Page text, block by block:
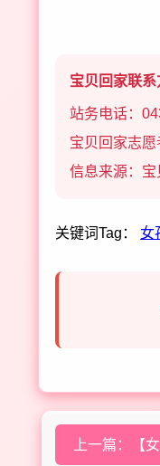
宝贝回家联系
站务电话：
宝贝回家志
信息来源：
关键词Tag： 女
上一篇：【